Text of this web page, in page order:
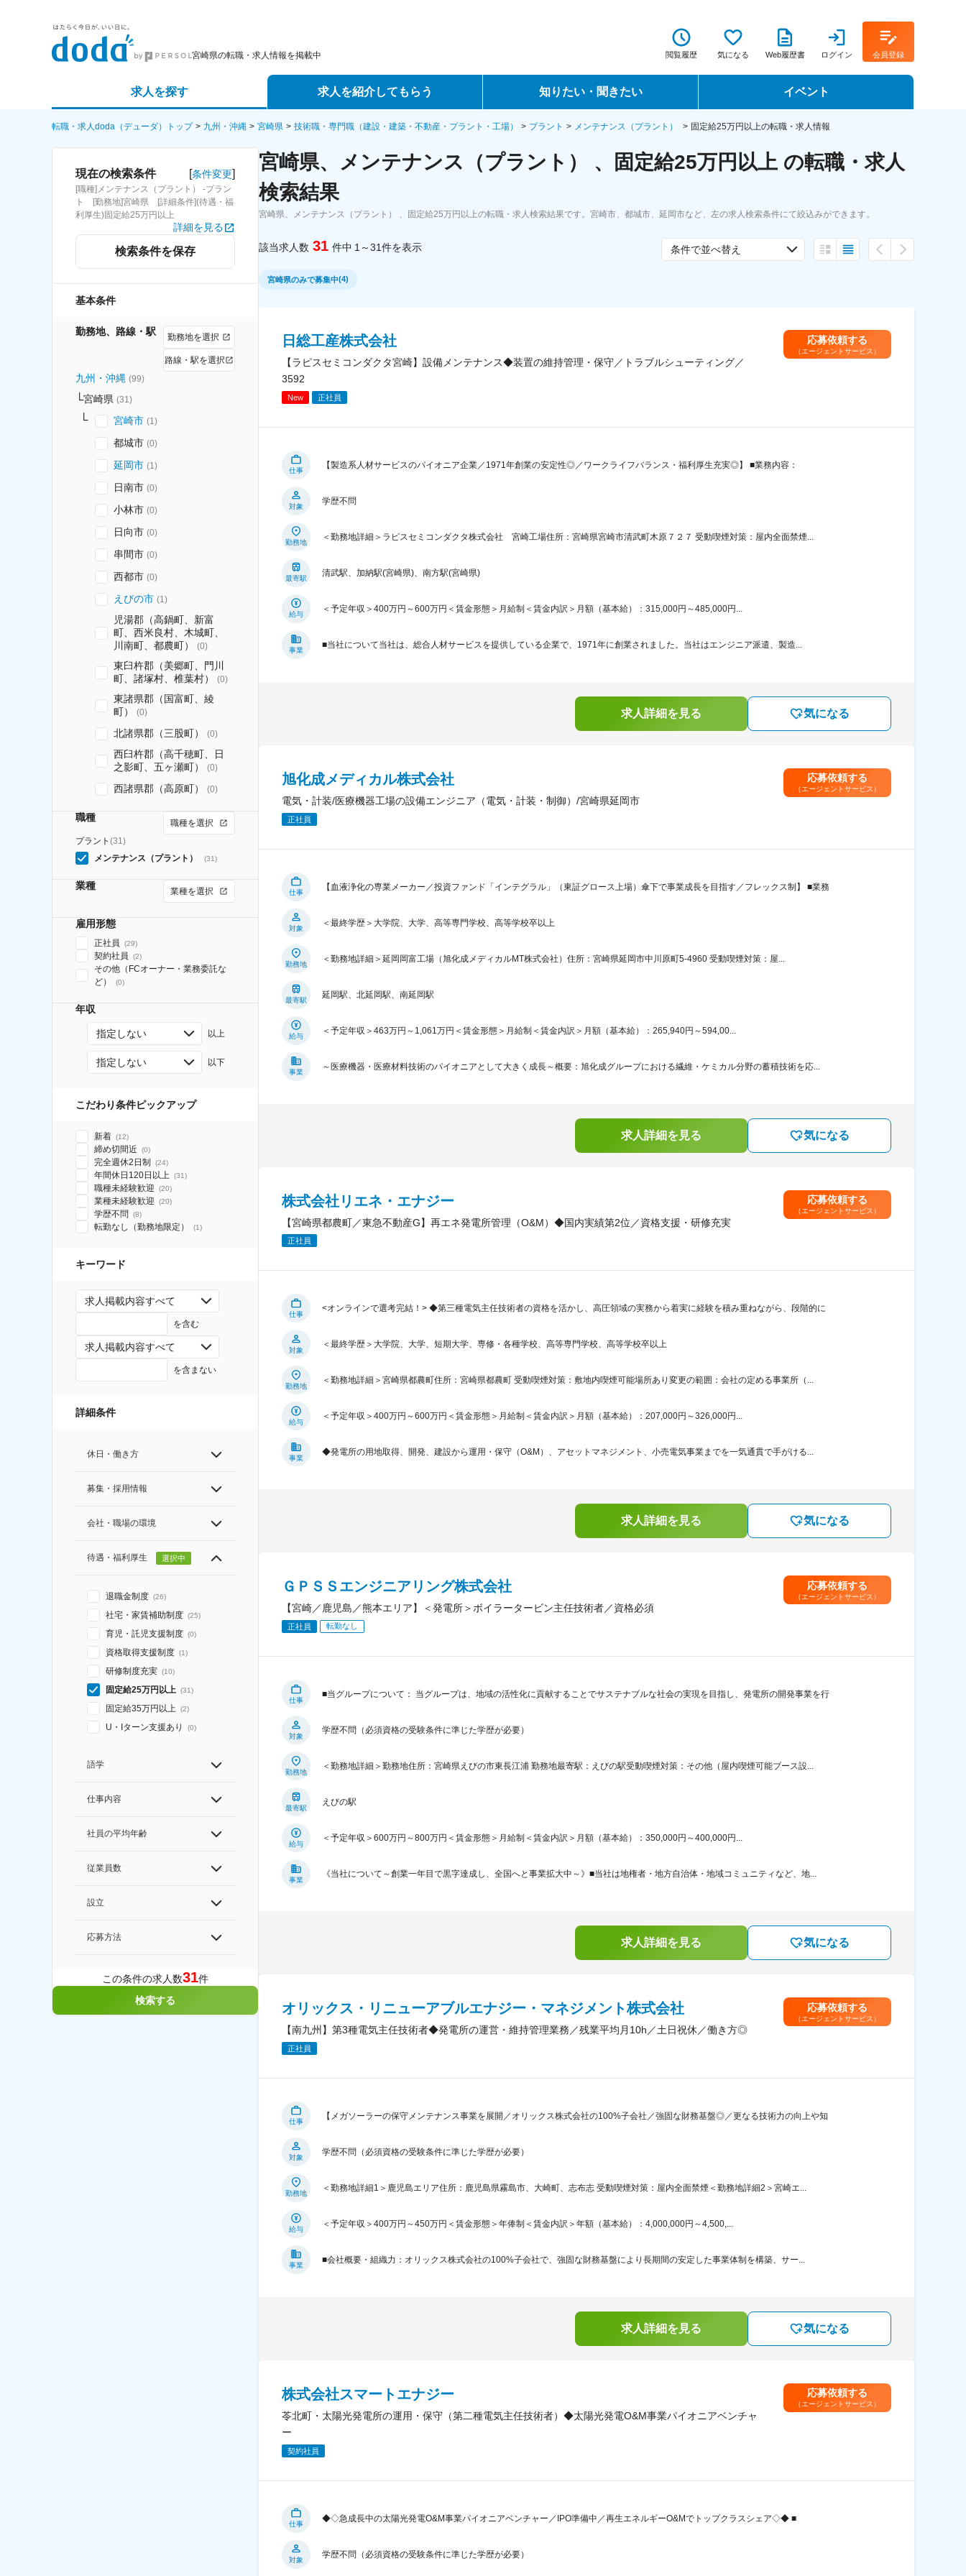
宮崎県の転職・求人情報を掲載中 閲覧履歴 気になる Web履歴書 ログイン 会員登録
求人を探す
詳細条件から探す
求人特集から探す
求人を紹介してもらう
エージェントサービス
スカウトサービス
パートナーエージェントサービス
知りたい・聞きたい
転職ノウハウ
データで見る転職
イベント
転職イベント・転職セミナー
転職フェア
転職・求人doda（デューダ）トップ 九州・沖縄 宮崎県 技術職・専門職（建設・建築・不動産・プラント・工場） プラント メンテナンス（プラント） 固定給25万円以上の転職・求人情報
現在の検索条件 [条件変更]
[職種]メンテナンス（プラント） -プラン
ト [勤務地]宮崎県 [詳細条件](待遇・福
利厚生)固定給25万円以上
詳細を見る
検索条件を保存
基本条件
勤務地、路線・駅 勤務地を選択
路線・駅を選択
九州・沖縄 (99)
宮崎県 (31)
宮崎市 (1 )
都城市 (0)
延岡市 (1 )
日南市 (0)
小林市 (0)
日向市 (0)
串間市 (0)
西都市 (0)
えびの市 (1 )
児湯郡（高鍋町、新富
町、西米良村、木城町、
川南町、都農町）
(0)
東臼杵郡（美郷町、門川
町、諸塚村、椎葉村）
(0)
東諸県郡（国富町、綾
町）
(0)
北諸県郡（三股町） (0)
西臼杵郡（高千穂町、日
之影町、五ヶ瀬町）
(0)
西諸県郡（高原町） (0)
職種
職種を選択
プラント (31)
メンテナンス（プラント）
(31)
業種 業種を選択
雇用形態
正社員 (29)
契約社員 (2)
その他（FCオーナー・業務委託な
ど）
(0)
年収
指定しない 以上
指定しない 以下
こだわり条件ピックアップ
新着 (12)
締め切間近 (0)
完全週休2日制 (24)
年間休日120日以上 (31)
職種未経験歓迎 (20)
業種未経験歓迎 (20)
学歴不問 (8)
転勤なし（勤務地限定） (1)
キーワード
求人掲載内容すべて
を含む
求人掲載内容すべて
を含まない
詳細条件
休日・働き方
募集・採用情報
会社・職場の環境
待遇・福利厚生 選択中
退職金制度 (26)
社宅・家賃補助制度 (25)
育児・託児支援制度 (0)
資格取得支援制度 (1)
研修制度充実 (10)
固定給25万円以上 (31)
固定給35万円以上 (2)
U・Iターン支援あり (0)
語学
仕事内容
社員の平均年齢
従業員数
設立
応募方法
この条件の求人数31件
検索する
宮崎県、メンテナンス（プラント） 、固定給25万円以上 の転職・求人
検索結果
宮崎県、メンテナンス（プラント） 、固定給25万円以上の転職・求人検索結果です。宮崎市、都城市、延岡市など、左の求人検索条件にて絞込みができます。
該当求人数 31 件中 1～31件を表示 条件で並べ替え
宮崎県のみで募集中(4)
日総工産株式会社
【ラピスセミコンダクタ宮崎】設備メンテナンス◆装置の維持管理・保守／トラブルシューティング／
3592
New 正社員
応募依頼する
（エージェントサービス）
仕事
【製造系人材サービスのパイオニア企業／1971年創業の安定性◎／ワークライフバランス・福利厚生充実◎】 ■業務内容：
対象
学歴不問
勤務地
＜勤務地詳細＞ラピスセミコンダクタ株式会社 宮崎工場住所：宮崎県宮崎市清武町木原７２７ 受動喫煙対策：屋内全面禁煙...
最寄駅
清武駅、加納駅(宮崎県)、南方駅(宮崎県)
給与
＜予定年収＞400万円～600万円＜賃金形態＞月給制＜賃金内訳＞月額（基本給）：315,000円～485,000円...
事業
■当社について当社は、総合人材サービスを提供している企業で、1971年に創業されました。当社はエンジニア派遣、製造...
求人詳細を見る 気になる
旭化成メディカル株式会社
電気・計装/医療機器工場の設備エンジニア（電気・計装・制御）/宮崎県延岡市
正社員
応募依頼する
（エージェントサービス）
仕事
【血液浄化の専業メーカー／投資ファンド「インテグラル」（東証グロース上場）傘下で事業成長を目指す／フレックス制】 ■業務
対象
＜最終学歴＞大学院、大学、高等専門学校、高等学校卒以上
勤務地
＜勤務地詳細＞延岡岡富工場（旭化成メディカルMT株式会社）住所：宮崎県延岡市中川原町5-4960 受動喫煙対策：屋...
最寄駅
延岡駅、北延岡駅、南延岡駅
給与
＜予定年収＞463万円～1,061万円＜賃金形態＞月給制＜賃金内訳＞月額（基本給）：265,940円～594,00...
事業
～医療機器・医療材料技術のパイオニアとして大きく成長～概要：旭化成グループにおける繊維・ケミカル分野の蓄積技術を応...
求人詳細を見る 気になる
株式会社リエネ・エナジー
【宮崎県都農町／東急不動産G】再エネ発電所管理（O&M）◆国内実績第2位／資格支援・研修充実
正社員
応募依頼する
（エージェントサービス）
仕事
<オンラインで選考完結！> ◆第三種電気主任技術者の資格を活かし、高圧領域の実務から着実に経験を積み重ねながら、段階的に
対象
＜最終学歴＞大学院、大学、短期大学、専修・各種学校、高等専門学校、高等学校卒以上
勤務地
＜勤務地詳細＞宮崎県都農町住所：宮崎県都農町 受動喫煙対策：敷地内喫煙可能場所あり変更の範囲：会社の定める事業所（...
給与
＜予定年収＞400万円～600万円＜賃金形態＞月給制＜賃金内訳＞月額（基本給）：207,000円～326,000円...
事業
◆発電所の用地取得、開発、建設から運用・保守（O&M）、アセットマネジメント、小売電気事業までを一気通貫で手がける...
求人詳細を見る 気になる
ＧＰＳＳエンジニアリング株式会社
【宮崎／鹿児島／熊本エリア】＜発電所＞ボイラータービン主任技術者／資格必須
正社員 転勤なし
応募依頼する
（エージェントサービス）
仕事
■当グループについて： 当グループは、地域の活性化に貢献することでサステナブルな社会の実現を目指し、発電所の開発事業を行
対象
学歴不問（必須資格の受験条件に準じた学歴が必要）
勤務地
＜勤務地詳細＞勤務地住所：宮崎県えびの市東長江浦 勤務地最寄駅：えびの駅受動喫煙対策：その他（屋内喫煙可能ブース設...
最寄駅
えびの駅
給与
＜予定年収＞600万円～800万円＜賃金形態＞月給制＜賃金内訳＞月額（基本給）：350,000円～400,000円...
事業
《当社について～創業一年目で黒字達成し、全国へと事業拡大中～》■当社は地権者・地方自治体・地域コミュニティなど、地...
求人詳細を見る 気になる
オリックス・リニューアブルエナジー・マネジメント株式会社
【南九州】第3種電気主任技術者◆発電所の運営・維持管理業務／残業平均月10h／土日祝休／働き方◎
正社員
応募依頼する
（エージェントサービス）
仕事
【メガソーラーの保守メンテナンス事業を展開／オリックス株式会社の100%子会社／強固な財務基盤◎／更なる技術力の向上や知
対象
学歴不問（必須資格の受験条件に準じた学歴が必要）
勤務地
＜勤務地詳細1＞鹿児島エリア住所：鹿児島県霧島市、大崎町、志布志 受動喫煙対策：屋内全面禁煙＜勤務地詳細2＞宮崎エ...
給与
＜予定年収＞400万円～450万円＜賃金形態＞年俸制＜賃金内訳＞年額（基本給）：4,000,000円～4,500,...
事業
■会社概要・組織力：オリックス株式会社の100%子会社で、強固な財務基盤により長期間の安定した事業体制を構築、サー...
求人詳細を見る 気になる
株式会社スマートエナジー
苓北町・太陽光発電所の運用・保守（第二種電気主任技術者）◆太陽光発電O&M事業パイオニアベンチャ
ー
契約社員
応募依頼する
（エージェントサービス）
仕事
◆◇急成長中の太陽光発電O&M事業パイオニアベンチャー／IPO準備中／再生エネルギーO&Mでトップクラスシェア◇◆ ■
対象
学歴不問（必須資格の受験条件に準じた学歴が必要）